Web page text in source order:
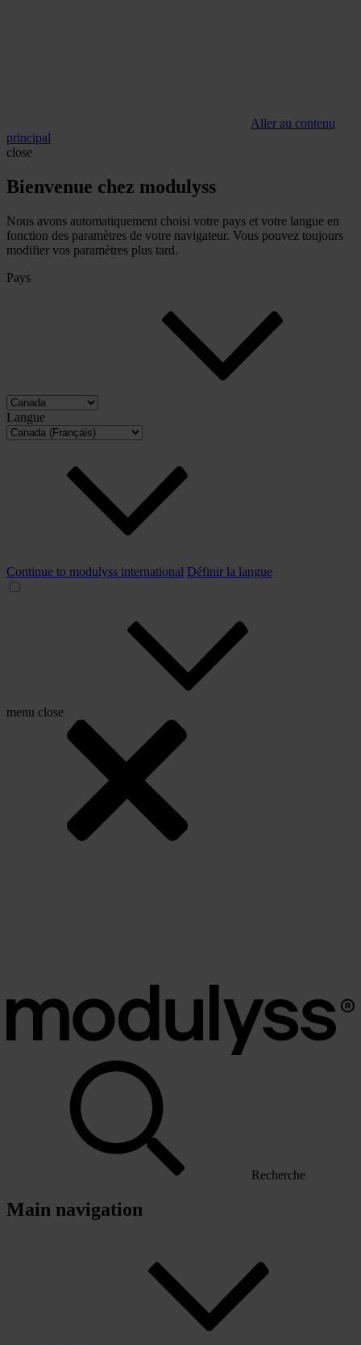
Aller au contenu
principal
close
Bienvenue chez modulyss
Nous avons automatiquement choisi votre pays et votre langue en
fonction des paramètres de votre navigateur. Vous pouvez toujours
modifier vos paramètres plus tard.
Pays
Langue
Continue to modulyss international Définir la langue
menu close
Recherche
Main navigation